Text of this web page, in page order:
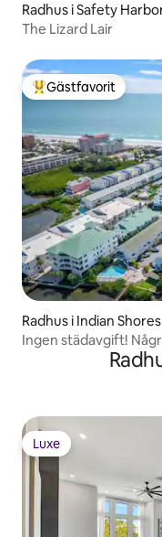
Radhus i Safety
The Lizard Lair
Populär gästfavorit
Gästfavorit
Radhus i Indian Shores
Ingen städavgift!
Seashell Condos
Luxe
Luxe